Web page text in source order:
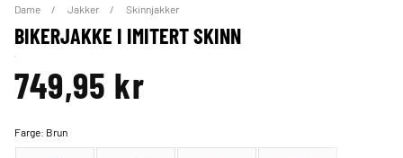
Dame Jakker Skinnjakker
BIKERJAKKE I IMITERT SKINN
749,95 kr
Farge: Brun